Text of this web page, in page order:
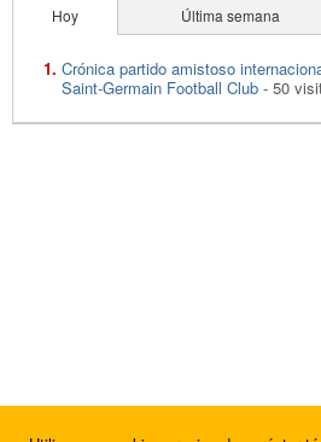
Hoy Última semana
Crónica partido amistoso
Saint-Germain Football Club - 50